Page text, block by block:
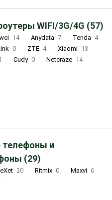
WIFI/3G/4G (57)
14 Anydata 7 Tenda 4
0 ZTE 4 Xiaomi 13
Cudy 0 Netcraze 14
и
(29)
20 Ritmix 0 Maxvi 6